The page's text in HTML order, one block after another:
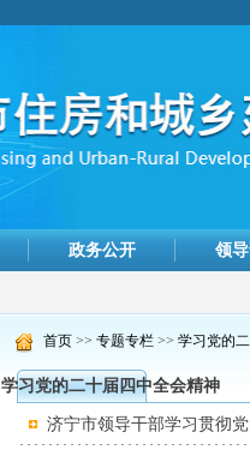
政务公开 领
首页 >> 专题专栏 >> 学习党的
学习党的二十届四中全会精神
济宁市领导干部学习贯彻